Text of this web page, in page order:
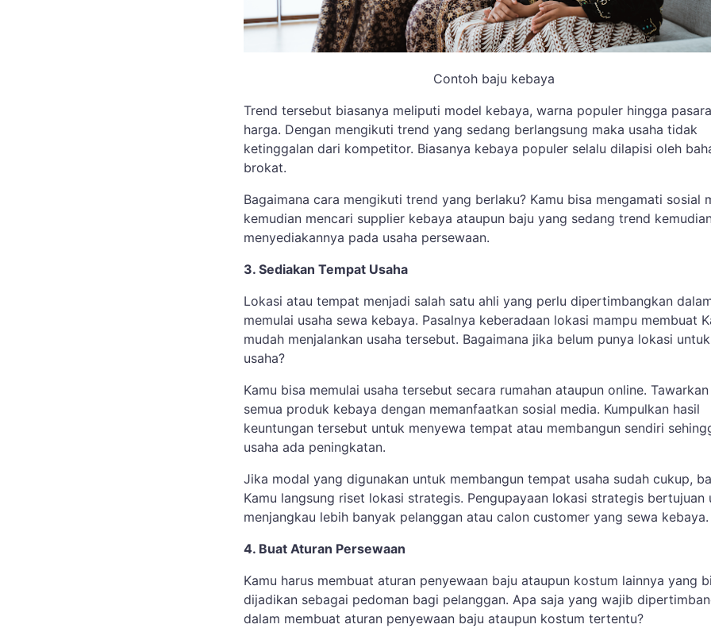
Contoh baju kebaya
Trend tersebut biasanya meliputi model kebaya, warna populer hingga
harga. Dengan mengikuti trend yang sedang berlangsung maka usaha tidak
ketinggalan dari kompetitor. Biasanya kebaya populer selalu dilapisi oleh
brokat.
Bagaimana cara mengikuti trend yang berlaku? Kamu bisa mengamati sosial
kemudian mencari supplier kebaya ataupun baju yang sedang trend
menyediakannya pada usaha persewaan.
3. Sediakan Tempat Usaha
Lokasi atau tempat menjadi salah satu ahli yang perlu dipertimbangkan
memulai usaha sewa kebaya. Pasalnya keberadaan lokasi mampu membuat
mudah menjalankan usaha tersebut. Bagaimana jika belum punya lokasi untuk
usaha?
Kamu bisa memulai usaha tersebut secara rumahan ataupun online. Tawarkan
semua produk kebaya dengan memanfaatkan sosial media. Kumpulkan hasil
keuntungan tersebut untuk menyewa tempat atau membangun sendiri
usaha ada peningkatan.
Jika modal yang digunakan untuk membangun tempat usaha sudah cukup,
Kamu langsung riset lokasi strategis. Pengupayaan lokasi strategis bertujuan
menjangkau lebih banyak pelanggan atau calon customer yang sewa
4. Buat Aturan Persewaan
Kamu harus membuat aturan penyewaan baju ataupun kostum lainnya yang
dijadikan sebagai pedoman bagi pelanggan. Apa saja yang wajib
dalam membuat aturan penyewaan baju ataupun kostum tertentu?